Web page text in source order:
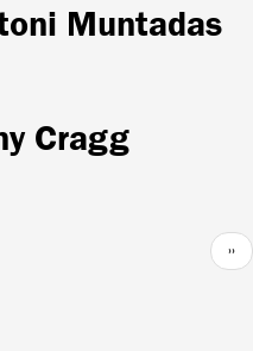
Muntadas
Cragg
››